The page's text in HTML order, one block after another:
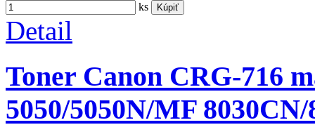
ks Kúpiť
Detail
Toner Canon CRG-716
5050/5050N/MF